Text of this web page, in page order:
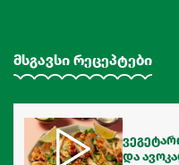
მსგავსი რეცეპტები
და